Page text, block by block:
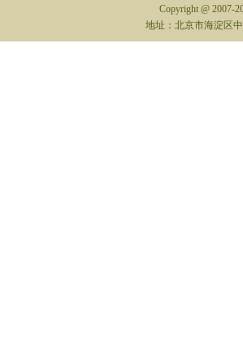
Copyright @ 2007-
地址：北京市海淀区